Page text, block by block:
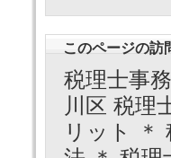
このページの訪
税理士事
川区 税理
リット ＊